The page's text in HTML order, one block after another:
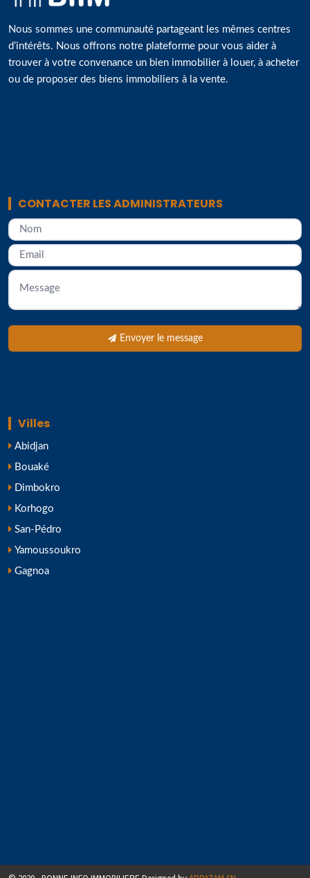
Nous sommes une communauté partageant les mêmes centres
d’intérêts. Nous offrons notre plateforme pour vous aider à
trouver à votre convenance un bien immobilier à louer, à acheter
ou de proposer des biens immobiliers à la vente.
CONTACTER LES ADMINISTRATEURS
Envoyer le message
Villes
Abidjan
Bouaké
Dimbokro
Korhogo
San-Pédro
Yamoussoukro
Gagnoa